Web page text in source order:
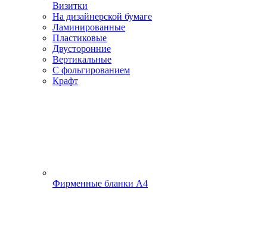
Визитки
На дизайнерской бумаге
Ламинированные
Пластиковые
Двусторонние
Вертикальные
С фольгированием
Крафт
Фирменные бланки А4